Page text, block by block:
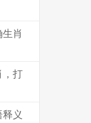
肖
，打
义